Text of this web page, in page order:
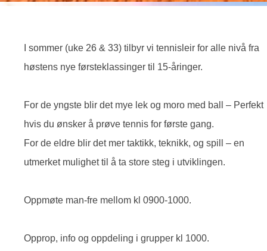
I sommer (uke 26 & 33) tilbyr vi tennisleir for alle nivå fra
høstens nye førsteklassinger til 15-åringer.
For de yngste blir det mye lek og moro med ball – Perfekt
hvis du ønsker å prøve tennis for første gang.
For de eldre blir det mer taktikk, teknikk, og spill – en
utmerket mulighet til å ta store steg i utviklingen.
Oppmøte man-fre mellom kl 0900-1000.
Opprop, info og oppdeling i grupper kl 1000.